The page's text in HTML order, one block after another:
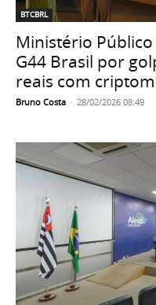
BTCBRL
Ministério
G44 Brasil por
reais com
Bruno Costa - 28/02/2026 08:49